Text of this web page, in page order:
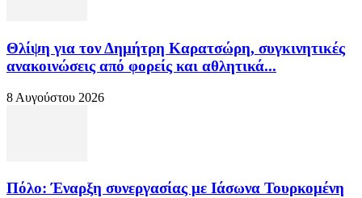
Θλίψη για τον Δημήτρη Καρατσώρη, συγκινητικές
ανακοινώσεις από φορείς και αθλητικά...
8 Αυγούστου 2026
Πόλο: Έναρξη συνεργασίας με Ιάσωνα Τουρκομένη